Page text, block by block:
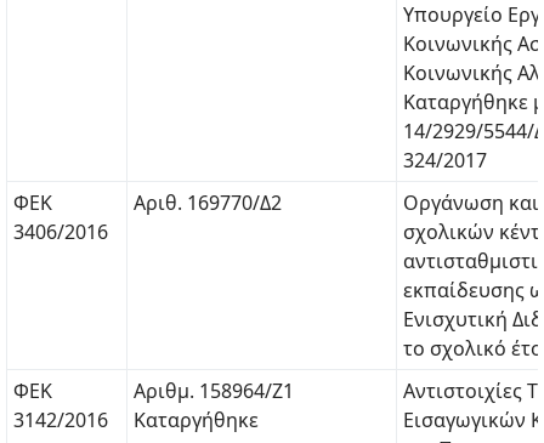
Υπουργείο
Κοινωνικής
Κοινωνικής
Καταργήθηκε
14/2929/5544/
324/2017
ΦΕΚ
3406/2016
Αριθ. 169770/Δ2
Οργάνωση και
σχολικών
εκπαίδευσης
Ενισχυτική
το σχολικό
ΦΕΚ
3142/2016
Αριθμ. 158964/Ζ1
Καταργήθηκε
Αντιστοιχίες
Εισαγωγικών